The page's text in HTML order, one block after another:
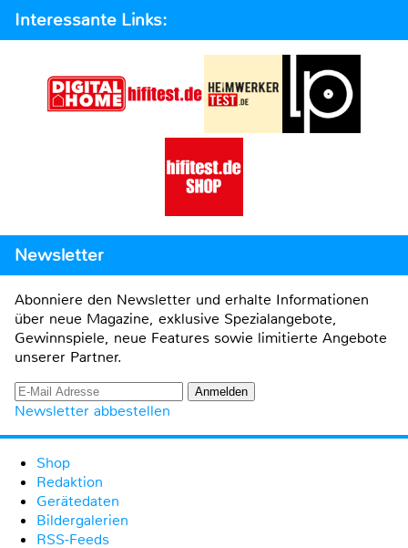
Interessante Links:
Newsletter
Abonniere den Newsletter und erhalte Informationen
über neue Magazine, exklusive Spezialangebote,
Gewinnspiele, neue Features sowie limitierte Angebote
unserer Partner.
Newsletter abbestellen
Shop
Redaktion
Gerätedaten
Bildergalerien
RSS-Feeds